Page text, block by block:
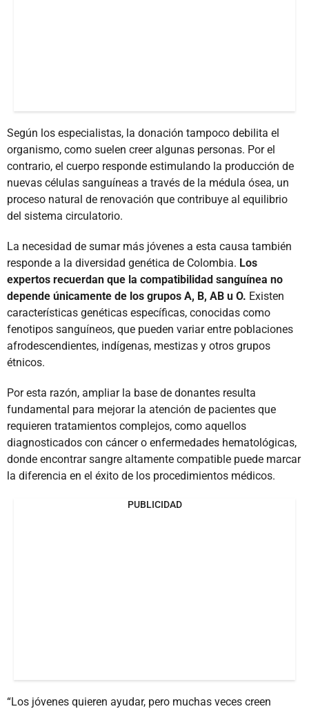
Según los especialistas, la donación tampoco debilita el
organismo, como suelen creer algunas personas. Por el
contrario, el cuerpo responde estimulando la producción de
nuevas células sanguíneas a través de la médula ósea, un
proceso natural de renovación que contribuye al equilibrio
del sistema circulatorio.
La necesidad de sumar más jóvenes a esta causa también
responde a la diversidad genética de Colombia. Los
expertos recuerdan que la compatibilidad sanguínea no
depende únicamente de los grupos A, B, AB u O. Existen
características genéticas específicas, conocidas como
fenotipos sanguíneos, que pueden variar entre poblaciones
afrodescendientes, indígenas, mestizas y otros grupos
étnicos.
Por esta razón, ampliar la base de donantes resulta
fundamental para mejorar la atención de pacientes que
requieren tratamientos complejos, como aquellos
diagnosticados con cáncer o enfermedades hematológicas,
donde encontrar sangre altamente compatible puede marcar
la diferencia en el éxito de los procedimientos médicos.
PUBLICIDAD
“Los jóvenes quieren ayudar, pero muchas veces creen